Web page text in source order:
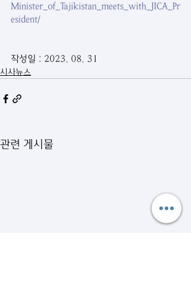
Minister_of_Tajikistan_meets_with_JICA_Pr
esident/
작성일 : 2023. 08. 31
시사뉴스
관련 게시물